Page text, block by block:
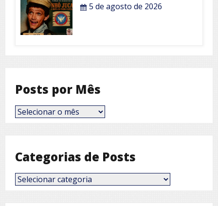
5 de agosto de 2026
Posts por Mês
Posts
por
Categorias de Posts
Categorias
de